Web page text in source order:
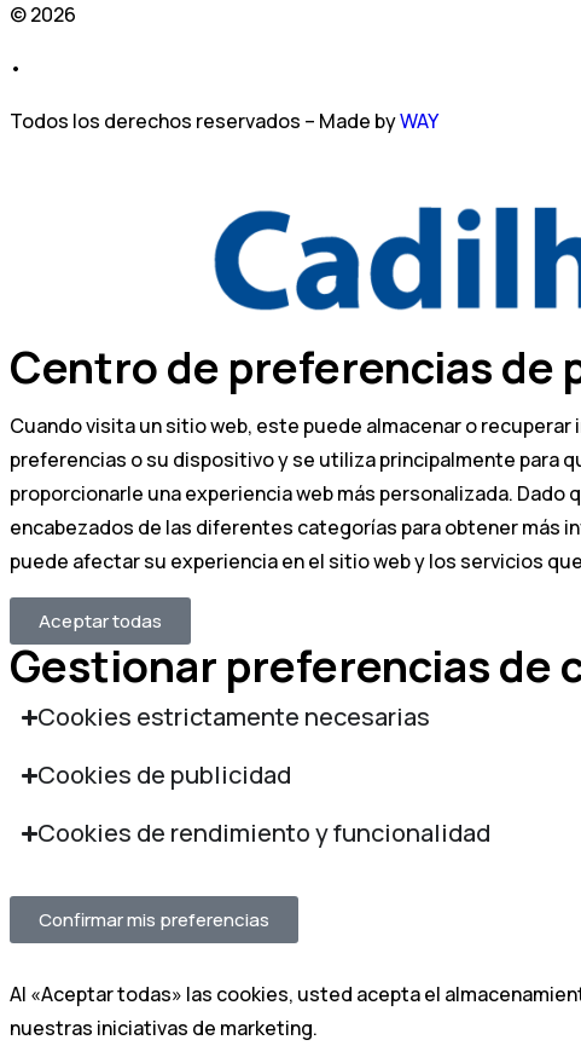
© 2026
•
Todos los derechos reservados – Made byWAY
Centro de preferencias de
Cuando visita un sitio web, este puede almacenar o
preferencias o su dispositivo y se utiliza principalmente para
proporcionarle una experiencia web más personalizada.
encabezados de las diferentes categorías para obtener más
puede afectar su experiencia en el sitio web y los servicios
Aceptar todas
Gestionar preferencias de
Cookies estrictamente necesarias
Cookies de publicidad
Cookies de rendimiento y funcionalidad
Confirmar mis preferencias
Al «Aceptar todas» las cookies, usted acepta el
nuestras iniciativas de marketing.